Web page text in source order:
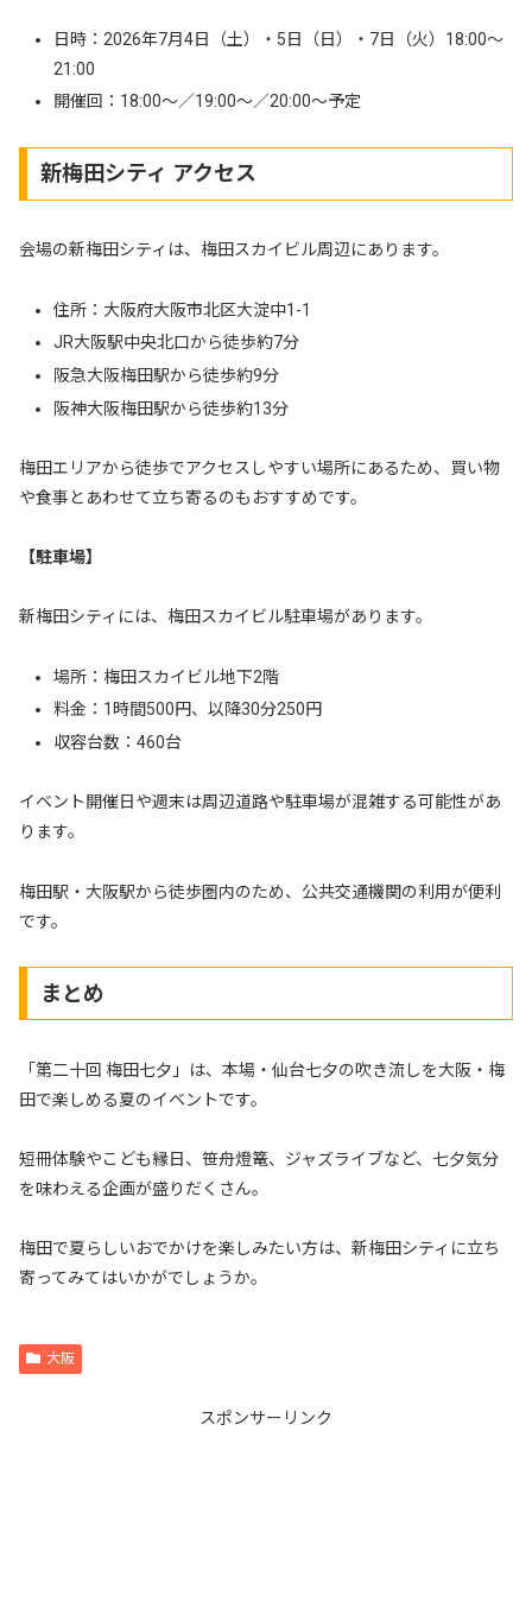
日時：2026年7月4日（土）・5日（日）・7日（火）18:00〜
21:00
開催回：18:00〜／19:00〜／20:00〜予定
新梅田シティ アクセス
会場の新梅田シティは、梅田スカイビル周辺にあります。
住所：大阪府大阪市北区大淀中1-1
JR大阪駅中央北口から徒歩約7分
阪急大阪梅田駅から徒歩約9分
阪神大阪梅田駅から徒歩約13分
梅田エリアから徒歩でアクセスしやすい場所にあるため、買い物
や食事とあわせて立ち寄るのもおすすめです。
【駐車場】
新梅田シティには、梅田スカイビル駐車場があります。
場所：梅田スカイビル地下2階
料金：1時間500円、以降30分250円
収容台数：460台
イベント開催日や週末は周辺道路や駐車場が混雑する可能性があ
ります。
梅田駅・大阪駅から徒歩圏内のため、公共交通機関の利用が便利
です。
まとめ
「第二十回 梅田七夕」は、本場・仙台七夕の吹き流しを大阪・梅
田で楽しめる夏のイベントです。
短冊体験やこども縁日、笹舟燈篭、ジャズライブなど、七夕気分
を味わえる企画が盛りだくさん。
梅田で夏らしいおでかけを楽しみたい方は、新梅田シティに立ち
寄ってみてはいかがでしょうか。
大阪
スポンサーリンク